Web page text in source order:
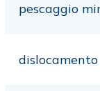
pescaggio
dislocamento